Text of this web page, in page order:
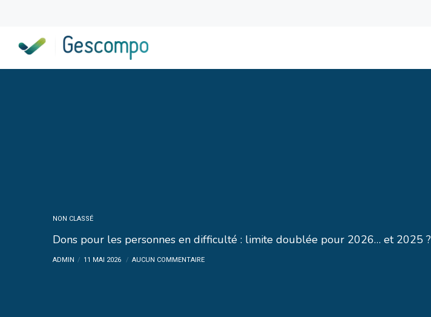
NON CLASSÉ
Dons pour les personnes en difficulté : limite doublée pour 2026… et 2025 ?
ADMIN 11 MAI 2026 AUCUN COMMENTAIRE